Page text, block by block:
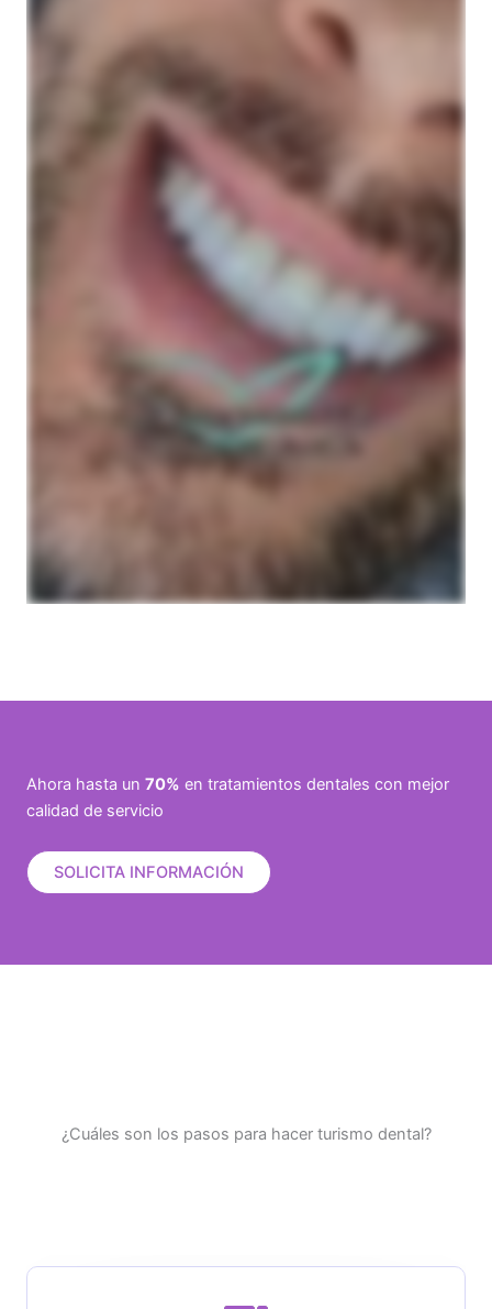
Ahora hasta un 70% en tratamientos dentales con mejor
calidad de servicio
SOLICITA INFORMACIÓN
¿Cuáles son los pasos para hacer turismo dental?